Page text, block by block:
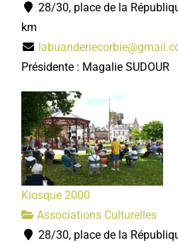
28/30, place de la
km
Présidente : Magalie SUDOUR
Kiosque 2000
Associations Culturelles
28/30, place de la